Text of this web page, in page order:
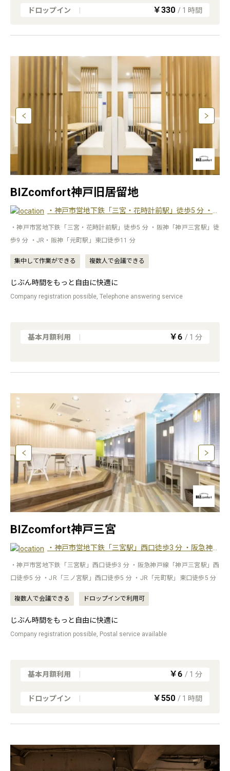
ドロップイン | ￥330 / 1 時間
BIZcomfort神戸旧居留地
・神戸市営地下鉄「三宮・花時計前駅」徒歩5 分 ・阪神「神戸三宮駅」徒歩9 分 ・JR・阪神「元町駅」東口徒歩11 分
・神戸市営地下鉄「三宮・花時計前駅」徒歩5 分 ・阪神「神戸三宮駅」徒
歩9 分 ・JR・阪神「元町駅」東口徒歩11 分
集中して作業ができる 複数人で会議できる
じぶん時間をもっと自由に快適に
Company registration possible, Telephone answering service
基本月額利用 ￥6 / 1 分
BIZcomfort神戸三宮
・神戸市営地下鉄「三宮駅」西口徒歩3 分 ・阪急神戸線「神戸三宮駅」西口徒歩5 分 ・JR「三ノ宮駅」西口徒歩5 分 ・JR「元町駅」東口徒歩5 分
・神戸市営地下鉄「三宮駅」西口徒歩3 分 ・阪急神戸線「神戸三宮駅」西
口徒歩5 分 ・JR「三ノ宮駅」西口徒歩5 分 ・JR「元町駅」東口徒歩5 分
複数人で会議できる ドロップインで利用可
じぶん時間をもっと自由に快適に
Company registration possible, Postal service available
基本月額利用 ￥6 / 1 分
ドロップイン ￥550 / 1 時間